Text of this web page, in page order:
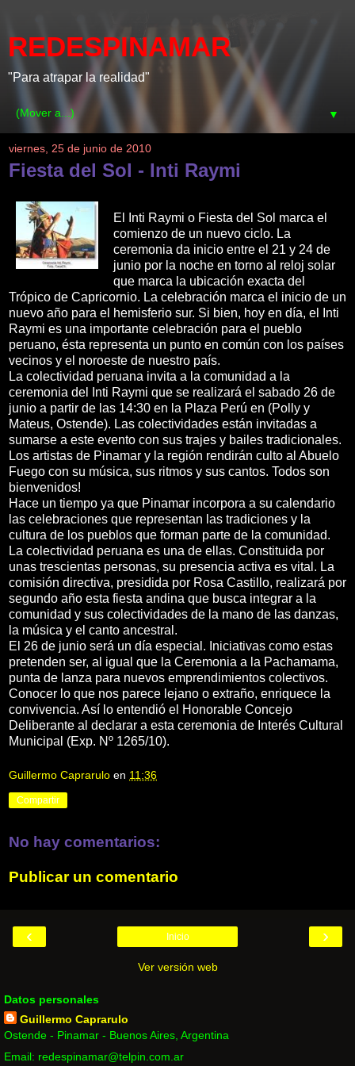
REDESPINAMAR
"Para atrapar la realidad"
▼
viernes, 25 de junio de 2010
Fiesta del Sol - Inti Raymi
El Inti Raymi o Fiesta del Sol marca el
comienzo de un nuevo ciclo. La
ceremonia da inicio entre el 21 y 24 de
junio por la noche en torno al reloj solar
que marca la ubicación exacta del
Trópico de Capricornio. La celebración marca el inicio de un
nuevo año para el hemisferio sur. Si bien, hoy en día, el Inti
Raymi es una importante celebración para el pueblo
peruano, ésta representa un punto en común con los países
vecinos y el noroeste de nuestro país.
La colectividad peruana invita a la comunidad a la
ceremonia del Inti Raymi que se realizará el sabado 26 de
junio a partir de las 14:30 en la Plaza Perú en (Polly y
Mateus, Ostende). Las colectividades están invitadas a
sumarse a este evento con sus trajes y bailes tradicionales.
Los artistas de Pinamar y la región rendirán culto al Abuelo
Fuego con su música, sus ritmos y sus cantos. Todos son
bienvenidos!
Hace un tiempo ya que Pinamar incorpora a su calendario
las celebraciones que representan las tradiciones y la
cultura de los pueblos que forman parte de la comunidad.
La colectividad peruana es una de ellas. Constituida por
unas trescientas personas, su presencia activa es vital. La
comisión directiva, presidida por Rosa Castillo, realizará por
segundo año esta fiesta andina que busca integrar a la
comunidad y sus colectividades de la mano de las danzas,
la música y el canto ancestral.
El 26 de junio será un día especial. Iniciativas como estas
pretenden ser, al igual que la Ceremonia a la Pachamama,
punta de lanza para nuevos emprendimientos colectivos.
Conocer lo que nos parece lejano o extraño, enriquece la
convivencia. Así lo entendió el Honorable Concejo
Deliberante al declarar a esta ceremonia de Interés Cultural
Municipal (Exp. Nº 1265/10).
Guillermo Caprarulo en 11:36
Compartir
No hay comentarios:
Publicar un comentario
‹ ›
Inicio
Ver versión web
Datos personales
Guillermo Caprarulo
Ostende - Pinamar - Buenos Aires, Argentina
Email: redespinamar@telpin.com.ar